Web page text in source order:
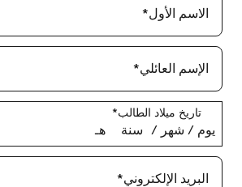
الاسم الأول*
الإسم العائلي*
تاريخ ميلاد الطالب*
يوم ‏/ شهر ‏/ سنة هـ
البريد الإلكتروني*